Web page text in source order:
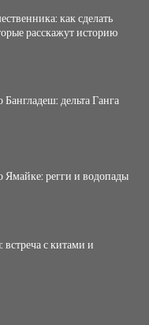
как сделать
расскажут историю
Бангладеш: дельта Ганга
Ямайке: регги и водопады
встреча с китами и